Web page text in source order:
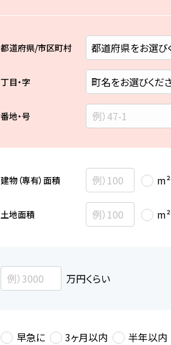
都道府県/市区町村
丁目・字
番地・号
建物（専有）面積 m²
土地面積 m²
万円くらい
早急に 3ヶ月以内 半年以内